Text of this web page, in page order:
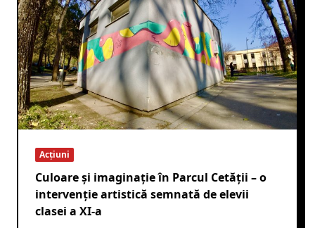
Acțiuni
Culoare și imaginație în Parcul Cetății – o
intervenție artistică semnată de elevii
clasei a XI-a